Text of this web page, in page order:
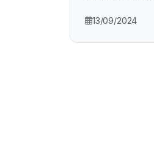
13/09/2024